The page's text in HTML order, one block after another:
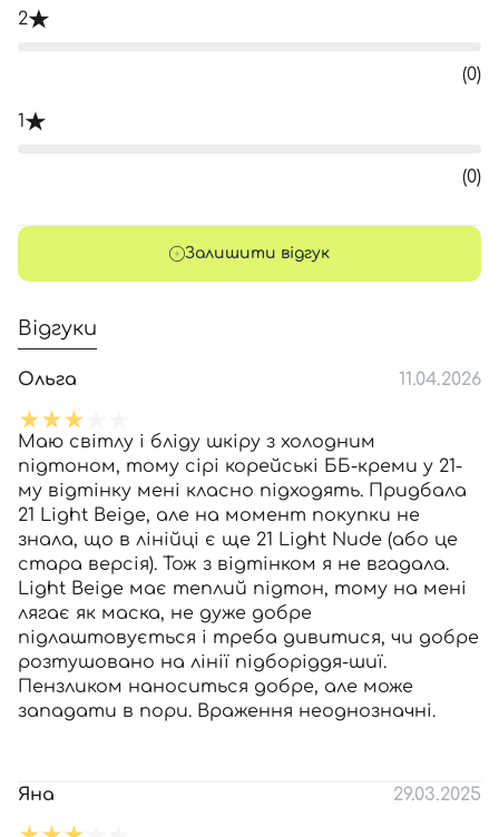
2
(0)
1
(0)
Залишити відгук
Відгуки
Ольга 11.04.2026
Маю світлу і бліду шкіру з холодним
підтоном, тому сірі корейські ББ-креми у 21-
му відтінку мені класно підходять. Придбала
21 Light Beige, але на момент покупки не
знала, що в лінійці є ще 21 Light Nude (або це
стара версія). Тож з відтінком я не вгадала.
Light Beige має теплий підтон, тому на мені
лягає як маска, не дуже добре
підлаштовується і треба дивитися, чи добре
розтушовано на лінії підборіддя-шиї.
Пензликом наноситься добре, але може
западати в пори. Враження неоднозначні.
Яна 29.03.2025